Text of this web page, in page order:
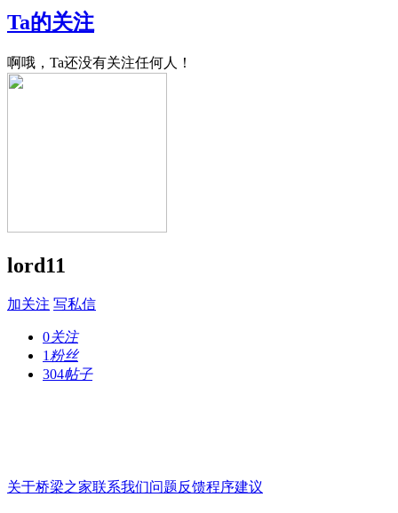
Ta的关注
啊哦，Ta还没有关注任何人！
lord11
加关注 写私信
0关注
1 粉丝
304帖子
关于桥梁之家联系我们问题反馈程序建议